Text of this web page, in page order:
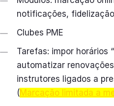
notificações,
Clubes PME
Tarefas: impor horários
automatizar
instrutores ligados a
(Marcação limitada a